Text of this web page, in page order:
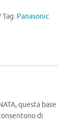
Tag: Panasonic
questa base
di